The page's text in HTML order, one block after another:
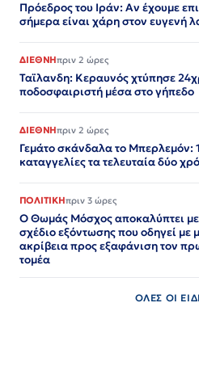
Πρόεδρος του Ιράν: Αν έχουμε
σήμερα είναι χάρη στον ευγενή
ΔΙΕΘΝΗπριν 2 ώρες
Ταϊλανδη: Κεραυνός χτύπησε
ποδοσφαιριστή μέσα στο γήπεδο
ΔΙΕΘΝΗπριν 2 ώρες
Γεμάτο σκάνδαλα το Μπερλεμόν:
καταγγελίες τα τελευταία δύο
ΠΟΛΙΤΙΚΗπριν 3 ώρες
Ο Θωμάς Μόσχος αποκαλύπτει
σχέδιο εξόντωσης που οδηγεί με
ακρίβεια προς εξαφάνιση τον
τομέα
ΟΛΕΣ ΟΙ